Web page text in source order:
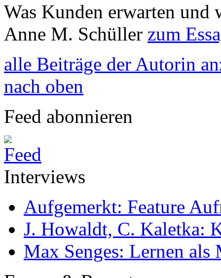
Was Kunden erwarten und
Anne M. Schüller zum
alle Beiträge der Autorin
nach oben
Feed abonnieren
Interviews
Aufgemerkt: Feature
J. Howaldt, C. Kaletka:
Max Senges: Lernen als